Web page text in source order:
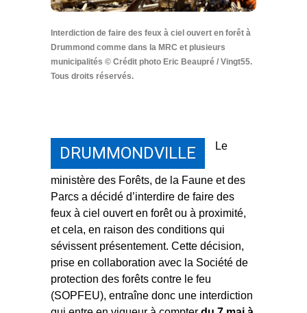
Interdiction de faire des feux à ciel ouvert en forêt à
Drummond comme dans la MRC et plusieurs
municipalités © Crédit photo Eric Beaupré / Vingt55.
Tous droits réservés.
DRUMMONDVILLE Le
ministère des Forêts, de la Faune et des
Parcs a décidé d’interdire de faire des
feux à ciel ouvert en forêt ou à proximité,
et cela, en raison des conditions qui
sévissent présentement. Cette décision,
prise en collaboration avec la Société de
protection des forêts contre le feu
(SOPFEU), entraîne donc une interdiction